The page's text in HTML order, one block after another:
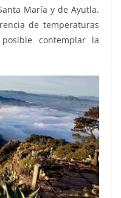
María y de Ayutla.
de temperaturas
contemplar la